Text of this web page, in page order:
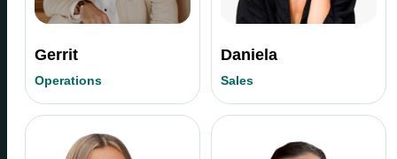
Gerrit
Operations
Daniela
Sales